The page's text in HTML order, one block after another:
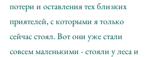
потери и оставления тех близких
приятелей, с которыми я только
сейчас стоял. Вот они уже стали
совсем маленькими - стояли у леса и